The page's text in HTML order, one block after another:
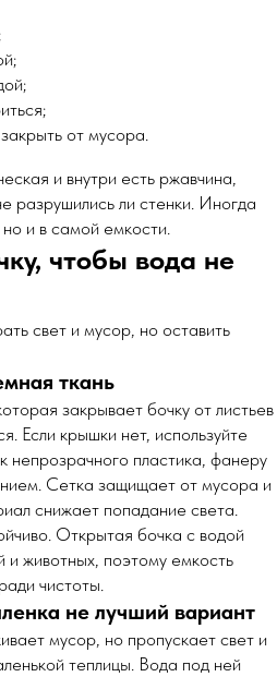
от мусора.
и внутри есть ржавчина,
разрушились ли стенки. Иногда
и в самой емкости.
чтобы вода не
свет и мусор, но оставить
ткань
закрывает бочку от листьев
Если крышки нет, используйте
непрозрачного пластика, фанеру
Сетка защищает от мусора и
снижает попадание света.
Открытая бочка с водой
и животных, поэтому емкость
чистоты.
не лучший вариант
мусор, но пропускает свет и
теплицы. Вода под ней